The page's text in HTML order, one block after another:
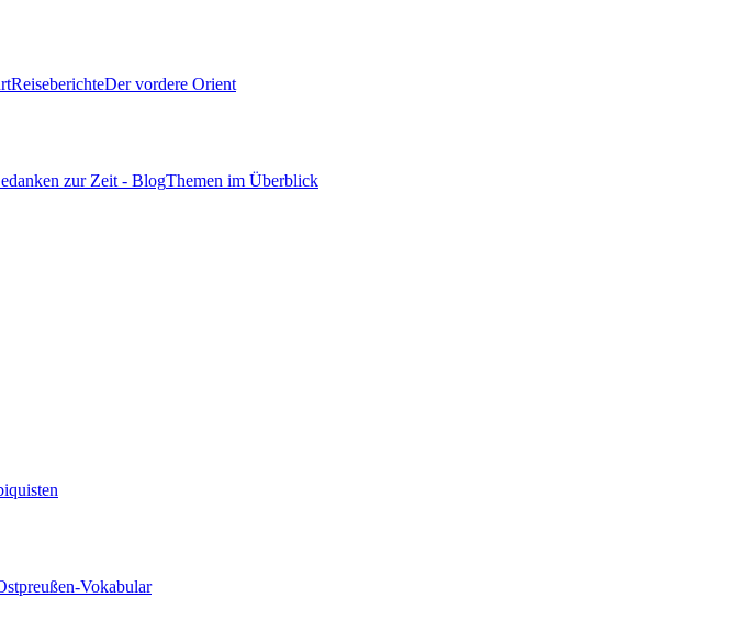
ReiseberichteDer vordere Orient
zur Zeit - BlogThemen im Überblick
Vokabular